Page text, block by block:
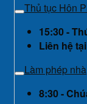
Thủ tục Hôn
15:30 -
Liên hệ
Làm phép nhà
8:30 -